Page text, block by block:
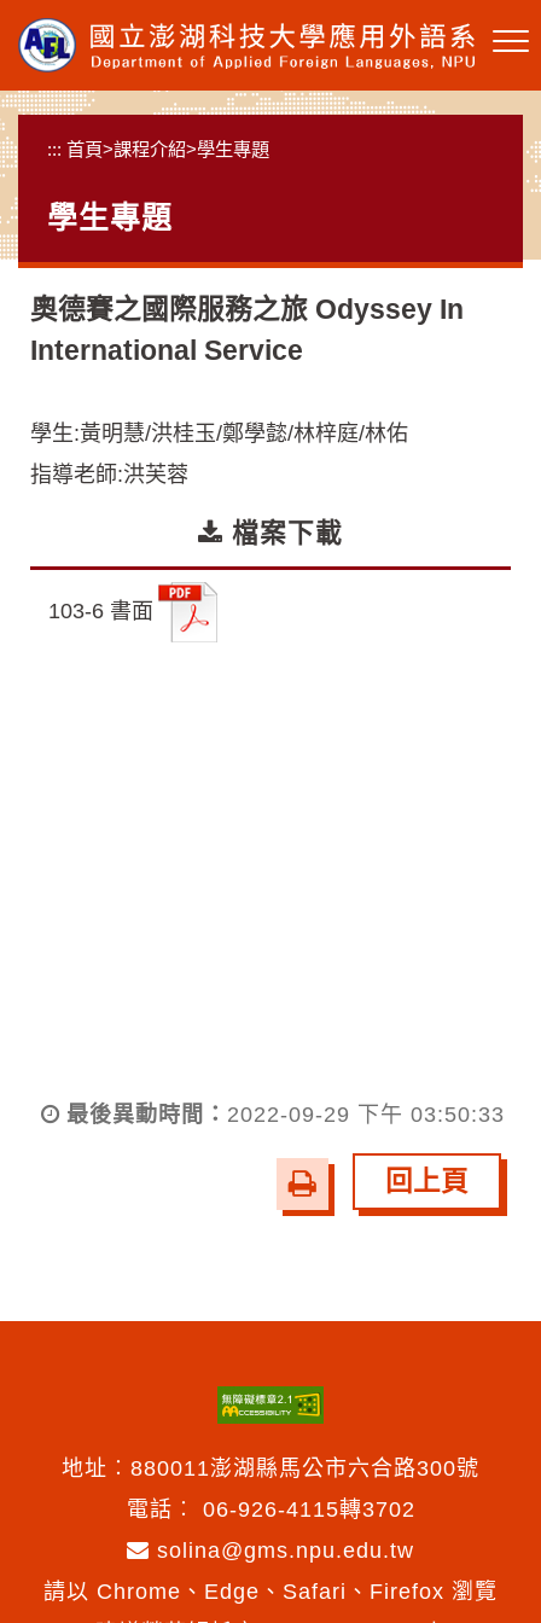
要
內
容
塊
::: 首頁>課程介紹>學生專題
學生專題
奧德賽之國際服務之旅 Odyssey In
International Service
學生:黃明慧/洪桂玉/鄭學懿/林梓庭/林佑
指導老師:洪芙蓉
檔案下載
103-6 書面
最後異動時間： 2022-09-29 下午 03:50:33
友
善
回上頁
地址︰880011澎湖縣馬公市六合路300號
電話︰ 06-926-4115轉3702
solina@gms.npu.edu.tw
請以 Chrome、Edge、Safari、Firefox 瀏覽